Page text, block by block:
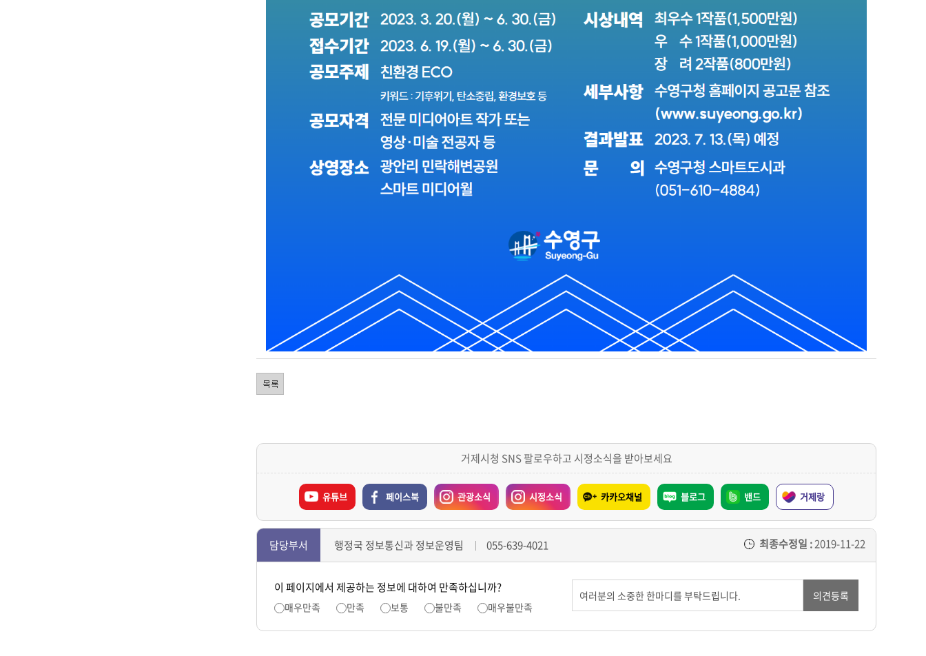
거제시청 SNS 팔로우하고 시정소식을 받아보세요
유튜브 페이스북 관광소식 시정소식 카카오채널 블로그 밴드 거제랑
담당부서 행정국 정보통신과 정보운영팀 055-639-4021 최종수정일 :2019-11-22
이 페이지에서 제공하는 정보에 대하여 만족하십니까?
매우만족 만족 보통 불만족 매우불만족
의견등록